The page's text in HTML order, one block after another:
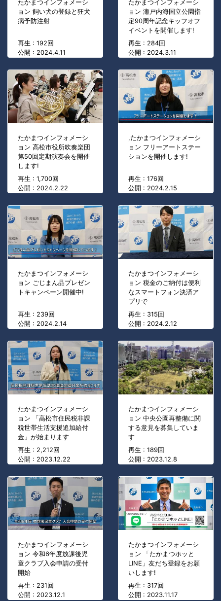
たかまつインフォメーシ
ョン 飼い犬の登録と狂犬
病予防注射
再生 : 192回
公開 : 2024.4.11
たかまつインフォメーシ
ョン 瀬戸内海国立公園指
定90周年記念キッフオフ
イベントを開催します!
再生 : 284回
公開 : 2024.3.11
たかまつインフォメーシ
ョン 高松市役所吹奏楽団
第50回定期演奏会を開催
します!
再生 : 1,700回
公開 : 2024.2.22
,たかまつインフォメーシ
ョン フリーアートステー
ションを開催します!
再生 : 176回
公開 : 2024.2.15
たかまつインフォメーシ
ョン ごじまん品プレゼン
トキャンペーン開催中!
再生 : 239回
公開 : 2024.2.14
たかまつインフォメーシ
ョン 税金のご納付は便利
なスマートフォン決済ア
プリで
再生 : 315回
公開 : 2024.2.12
たかまつインフォメーシ
ョン 「高松市住民税非課
税世帯生活支援追加給付
金」が始まります
再生 : 2,212回
公開 : 2023.12.22
たかまつインフォメーシ
ョン 中央公園再整備に関
する意見を募集していま
す
再生 : 189回
公開 : 2023.12.8
たかまつインフォメーシ
ョン 令和6年度放課後児
童クラブ入会申請の受付
開始
再生 : 231回
公開 : 2023.12.1
たかまつインフォメーシ
ョン 「たかまつホッと
LINE」友だち登録をお願
いします!
再生 : 317回
公開 : 2023.11.17